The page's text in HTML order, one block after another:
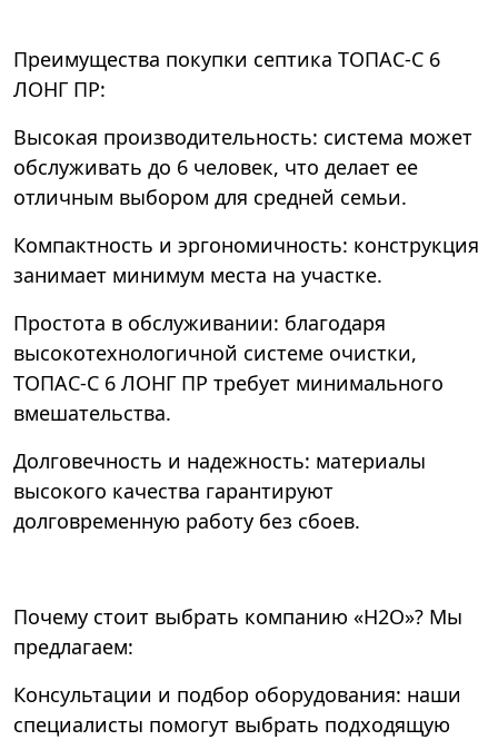
Преимущества покупки септика ТОПАС-С 6
ЛОНГ ПР:
Высокая производительность: система может
обслуживать до 6 человек, что делает ее
отличным выбором для средней семьи.
Компактность и эргономичность: конструкция
занимает минимум места на участке.
Простота в обслуживании: благодаря
высокотехнологичной системе очистки,
ТОПАС-С 6 ЛОНГ ПР требует минимального
вмешательства.
Долговечность и надежность: материалы
высокого качества гарантируют
долговременную работу без сбоев.
Почему стоит выбрать компанию «Н2О»? Мы
предлагаем:
Консультации и подбор оборудования: наши
специалисты помогут выбрать подходящую